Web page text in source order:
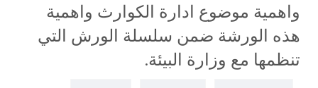
واهمية موضوع ادارة الكوارث واهمية
هذه الورشة ضمن سلسلة الورش التي
تنظمها مع وزارة البيئة.